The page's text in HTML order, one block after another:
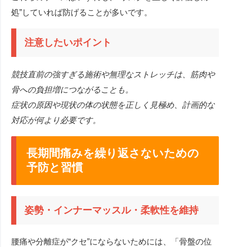
処”していれば防げることが多いです。
注意したいポイント
競技直前の強すぎる施術や無理なストレッチは、筋肉や
骨への負担増につながることも。
症状の原因や現状の体の状態を正しく見極め、計画的な
対応が何より必要です。
長期間痛みを繰り返さないための
予防と習慣
姿勢・インナーマッスル・柔軟性を維持
腰痛や分離症が“クセ”にならないためには、「骨盤の位